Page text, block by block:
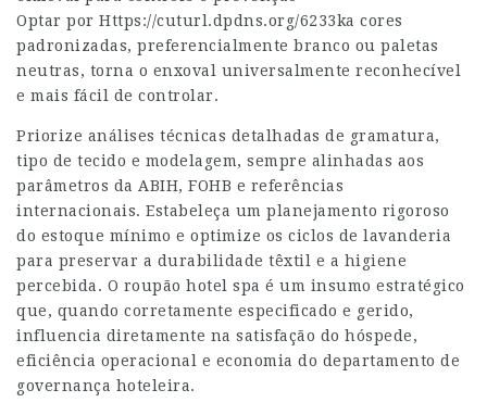
Optar por Https://cuturl.dpdns.org/6233ka cores
padronizadas, preferencialmente branco ou paletas
neutras, torna o enxoval universalmente reconhecível
e mais fácil de controlar.
Priorize análises técnicas detalhadas de gramatura,
tipo de tecido e modelagem, sempre alinhadas aos
parâmetros da ABIH, FOHB e referências
internacionais. Estabeleça um planejamento rigoroso
do estoque mínimo e optimize os ciclos de lavanderia
para preservar a durabilidade têxtil e a higiene
percebida. O roupão hotel spa é um insumo estratégico
que, quando corretamente especificado e gerido,
influencia diretamente na satisfação do hóspede,
eficiência operacional e economia do departamento de
governança hoteleira.